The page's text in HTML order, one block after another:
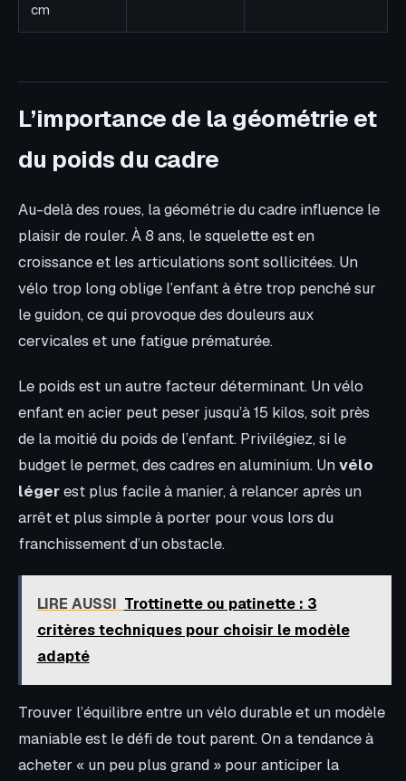
cm
L’importance de la géométrie et
du poids du cadre
Au-delà des roues, la géométrie du cadre influence le
plaisir de rouler. À 8 ans, le squelette est en
croissance et les articulations sont sollicitées. Un
vélo trop long oblige l’enfant à être trop penché sur
le guidon, ce qui provoque des douleurs aux
cervicales et une fatigue prématurée.
Le poids est un autre facteur déterminant. Un vélo
enfant en acier peut peser jusqu’à 15 kilos, soit près
de la moitié du poids de l’enfant. Privilégiez, si le
budget le permet, des cadres en aluminium. Unvélo
légerest plus facile à manier, à relancer après un
arrêt et plus simple à porter pour vous lors du
franchissement d’un obstacle.
LIRE AUSSI Trottinette ou patinette : 3
critères techniques pour choisir le modèle
adapté
Trouver l’équilibre entre un vélo durable et un modèle
maniable est le défi de tout parent. On a tendance à
acheter « un peu plus grand » pour anticiper la